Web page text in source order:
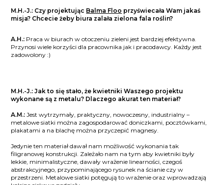
M.H.-J.: Czy projektując Balma Floo przyświecała Wam jakaś
misja? Chcecie żeby biura zalała zielona fala roślin?
A.H.: Praca w biurach w otoczeniu zieleni jest bardziej efektywna.
Przynosi wiele korzyści dla pracownika jak i pracodawcy. Każdy jest
zadowolony :)
M.H.-J.: Jak to się stało, że kwietniki Waszego projektu
wykonane są z metalu? Dlaczego akurat ten materiał?
A.M.:Jest wytrzymały, praktyczny, nowoczesny, industrialny –
metalowe siatki można zagospodarować doniczkami, pocztówkami,
plakatami a na blachę można przyczepić magnesy.
Jedynie ten materiał dawał nam możliwość wykonania tak
filigranowej konstrukcji. Zależało nam na tym aby kwietniki były
lekkie, minimalistyczne, dawały wrażenie linearności, czegoś
abstrakcyjnego, przypominającego rysunek na ścianie czy w
przestrzeni. Metalowe siatki potęgują to wrażenie oraz wprowadzają